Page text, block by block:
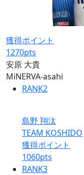
獲得ポイント
1270pts
安原 大貴
MiNERVA-asahi
RANK2
島野 翔汰
TEAM KOSHIDO
獲得ポイント
1060pts
RANK3